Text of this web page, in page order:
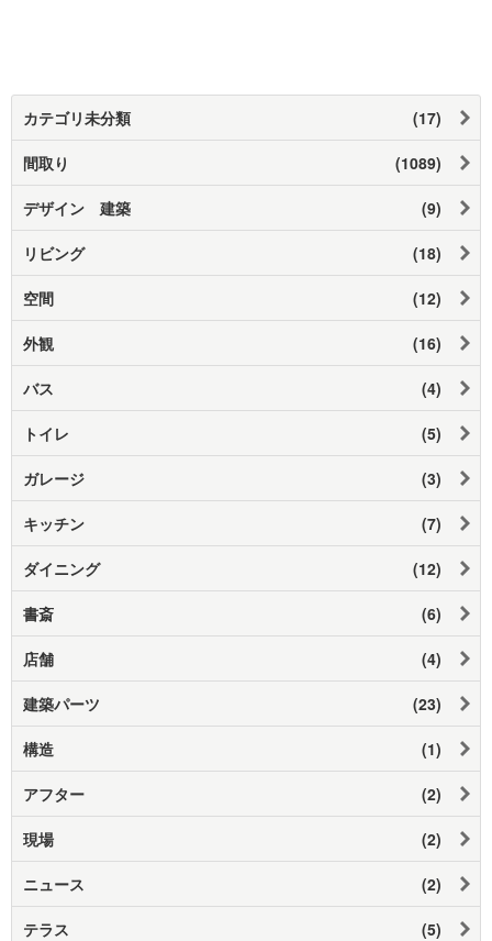
カテゴリ未分類 (17)
間取り (1089)
デザイン 建築 (9)
リビング (18)
空間 (12)
外観 (16)
バス (4)
トイレ (5)
ガレージ (3)
キッチン (7)
ダイニング (12)
書斎 (6)
店舗 (4)
建築パーツ (23)
構造 (1)
アフター (2)
現場 (2)
ニュース (2)
テラス (5)